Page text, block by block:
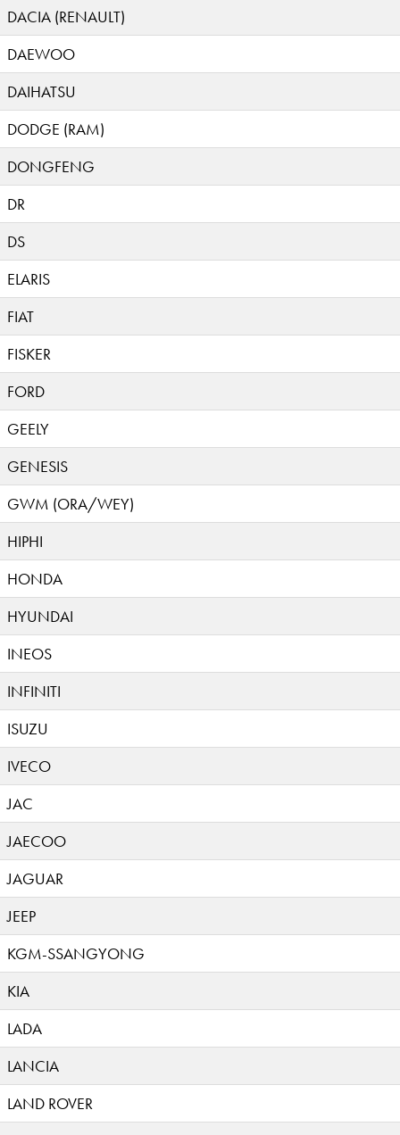
DACIA (RENAULT)
DAEWOO
DAIHATSU
DODGE (RAM)
DONGFENG
DR
DS
ELARIS
FIAT
FISKER
FORD
GEELY
GENESIS
GWM (ORA/WEY)
HIPHI
HONDA
HYUNDAI
INEOS
INFINITI
ISUZU
IVECO
JAC
JAECOO
JAGUAR
JEEP
KGM-SSANGYONG
KIA
LADA
LANCIA
LAND ROVER